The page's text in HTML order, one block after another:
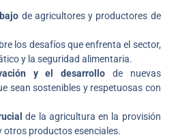
de agricultores y productores de
los desafíos que enfrenta el sector,
y la seguridad alimentaria.
y el desarrollo de nuevas
sean sostenibles y respetuosas con
de la agricultura en la provisión
otros productos esenciales.